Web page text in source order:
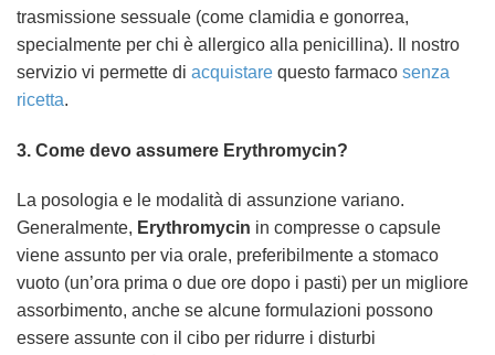
trasmissione sessuale (come clamidia e gonorrea,
specialmente per chi è allergico alla penicillina). Il nostro
servizio vi permette di acquistare questo farmaco senza
ricetta.
3. Come devo assumere Erythromycin?
La posologia e le modalità di assunzione variano.
Generalmente, Erythromycin in compresse o capsule
viene assunto per via orale, preferibilmente a stomaco
vuoto (un’ora prima o due ore dopo i pasti) per un migliore
assorbimento, anche se alcune formulazioni possono
essere assunte con il cibo per ridurre i disturbi